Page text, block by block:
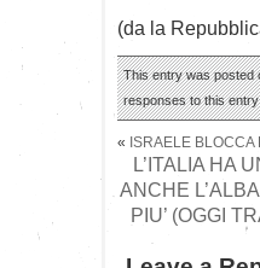
(da la
This entry was posted
responses to this
« ISRAELE BLOCCA
L’ITALIA HA
ANCHE
PIU’ (OGGI